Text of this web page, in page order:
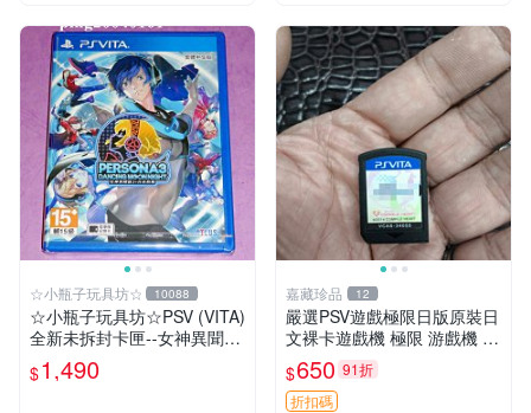
☆小瓶子玩具坊☆ 10088
☆小瓶子玩具坊☆PSV (VITA)
全新未拆封卡匣--女神異聞錄
3 月夜熱舞 中文版
$1,490
嘉藏珍品 12
嚴選PSV遊戲極限日版原裝日
文裸卡遊戲機 極限 游戲機 P
SV
$650 91折
折扣碼